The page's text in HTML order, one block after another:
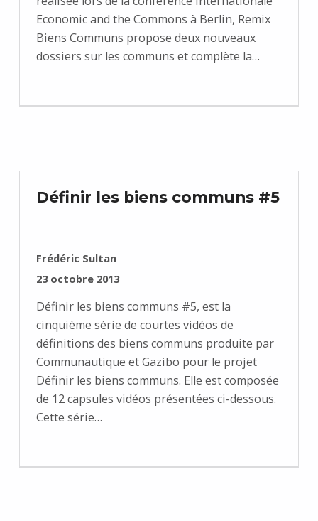
Economic and the Commons à Berlin, Remix
Biens Communs propose deux nouveaux
dossiers sur les communs et complète la…
Définir les biens communs #5
RÉDIGÉ PAR :
Frédéric Sultan
PUBLIÉ SUR :
23 octobre 2013
Définir les biens communs #5, est la
cinquième série de courtes vidéos de
définitions des biens communs produite par
Communautique et Gazibo pour le projet
Définir les biens communs. Elle est composée
de 12 capsules vidéos présentées ci-dessous.
Cette série…